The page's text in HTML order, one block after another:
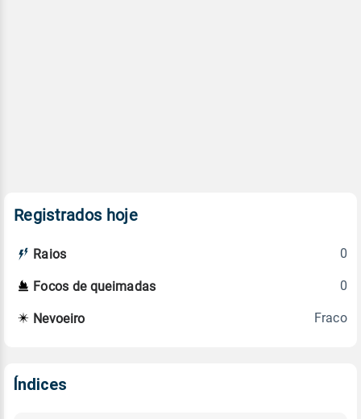
Registrados hoje
Raios 0
Focos de queimadas 0
Nevoeiro Fraco
Índices